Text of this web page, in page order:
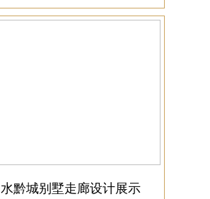
黔城别墅走廊设计展示